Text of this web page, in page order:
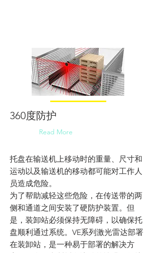
360度防护
Read More
托盘在输送机上移动时的重量、尺寸和
运动以及输送机的移动都可能对工作人
员造成危险。
为了帮助减轻这些危险，在传送带的两
侧和通道之间安装了硬防护装置。但
是，装卸站必须保持无障碍，以确保托
盘顺利通过系统。VE系列激光雷达部署
在装卸站，是一种易于部署的解决方